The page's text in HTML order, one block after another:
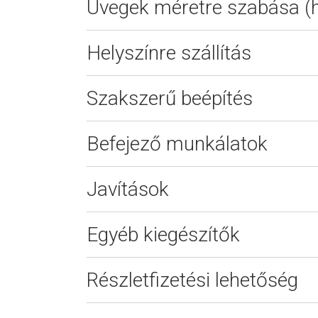
Üvegek méretre szabása
Helyszínre szállítás
Szakszerű beépítés
Befejező munkálatok
Javítások
Egyéb kiegészítők
Részletfizetési lehetőség